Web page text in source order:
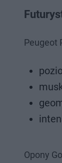
Peugeot
Opony